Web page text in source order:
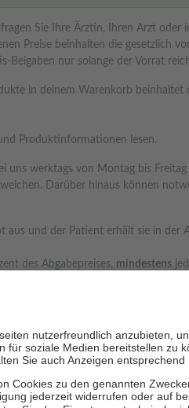
Sie Ihre Ärztin, Ihren Arzt
Preise beinhalten die gesetzlich
Beigaben nur solange der Vorrat
in deinem Warenkorb
Produktinformationen lesen.
uns werktags von Montag bis
Darüber hinaus können
und der Patient erhält sie in
des Abgabepreises, mindestens
und die besondere Stellung
der Fahrkosten
getragen werden